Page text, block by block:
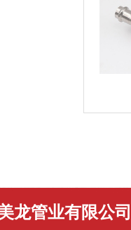
龙管业有限公司